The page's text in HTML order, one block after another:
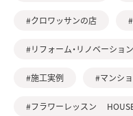
#クロワッサンの店
#リフォーム・リノベーション
#施工実例 #マンシ
#フラワーレッスン